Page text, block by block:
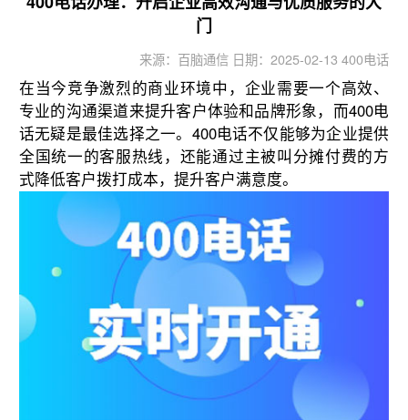
门
来源：百脑通信 日期：2025-02-13 400电话
在当今竞争激烈的商业环境中，企业需要一个高效、
专业的沟通渠道来提升客户体验和品牌形象，而400电
话无疑是最佳选择之一。400电话不仅能够为企业提供
全国统一的客服热线，还能通过主被叫分摊付费的方
式降低客户拨打成本，提升客户满意度。